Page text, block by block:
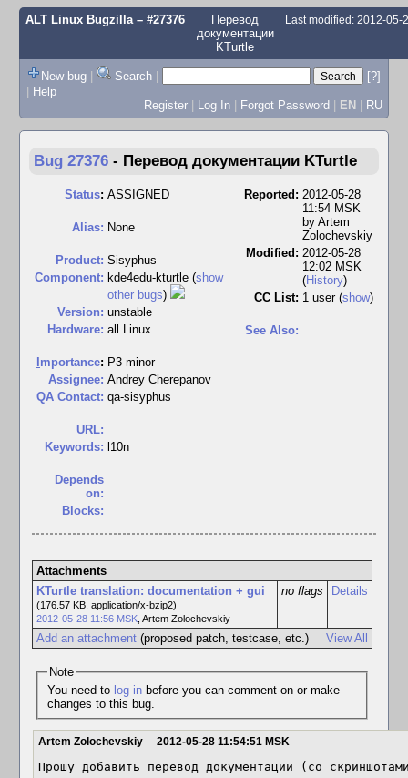
ALT Linux Bugzilla– #27376
Перевод
документации
KTurtle
Last modified: 2012-05-
New bug | Search |
[?]
| Help
Register | Log In | Forgot Password | EN | RU
Bug 27376 - Перевод документации KTurtle
Status: ASSIGNED
Alias: None
Product: Sisyphus
Component: kde4edu-kturtle (show
other bugs)
Version: unstable
Hardware: all Linux
mportance: P3 minor
Assignee: Andrey Cherepanov
QA Contact: qa-sisyphus
URL:
Keywords: l10n
Depends
on:
Blocks:
Reported: 2012-05-28
11:54 MSK
by Artem
Zolochevskiy
Modified: 2012-05-28
12:02 MSK
(History)
CC List: 1 user (show)
See Also:
Attachments
KTurtle translation: documentation + gui
(176.57 KB, application/x-bzip2)
2012-05-28 11:56 MSK, Artem Zolochevskiy
no flags Details
View All
Add an attachment(proposed patch, testcase, etc.)
Note
You need to log inbefore you can comment on or make
changes to this bug.
Artem Zolochevskiy 2012-05-28 11:54:51 MSK
Прошу добавить перевод документации (со